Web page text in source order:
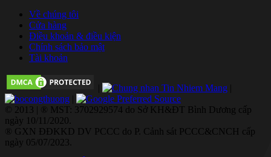
Về chúng tôi
Cửa hàng
Điều khoản & điều kiện
Chính sách bảo mật
Tài khoản
© 2013 | ® MST: 3702929574 do Sở KH&ĐT Bình Dương cấp
ngày 10/11/2020.
® GXN ĐĐKKD DV PCCC do P. Cảnh sát PCCC&CNCH cấp
ngày 05/07/2023.